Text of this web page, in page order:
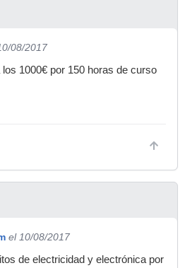
08/2017
1000€ por 150 horas de curso
el 10/08/2017
de electricidad y electrónica por